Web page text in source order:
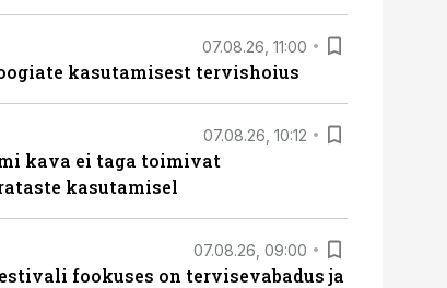
07.08.26, 11:00
kasutamisest tervishoius
07.08.26, 10:12
kava ei taga toimivat
kasutamisel
07.08.26, 09:00
fookuses on tervisevabadus ja